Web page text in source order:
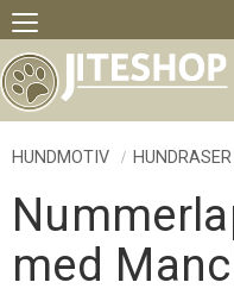
Meny
HUNDMOTIV
med